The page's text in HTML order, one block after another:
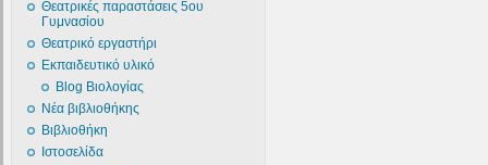
Θεατρικές παραστάσεις 5ου
Γυμνασίου
Θεατρικό εργαστήρι
Εκπαιδευτικό υλικό
Blog Βιολογίας
Νέα βιβλιοθήκης
Βιβλιοθήκη
Ιστοσελίδα